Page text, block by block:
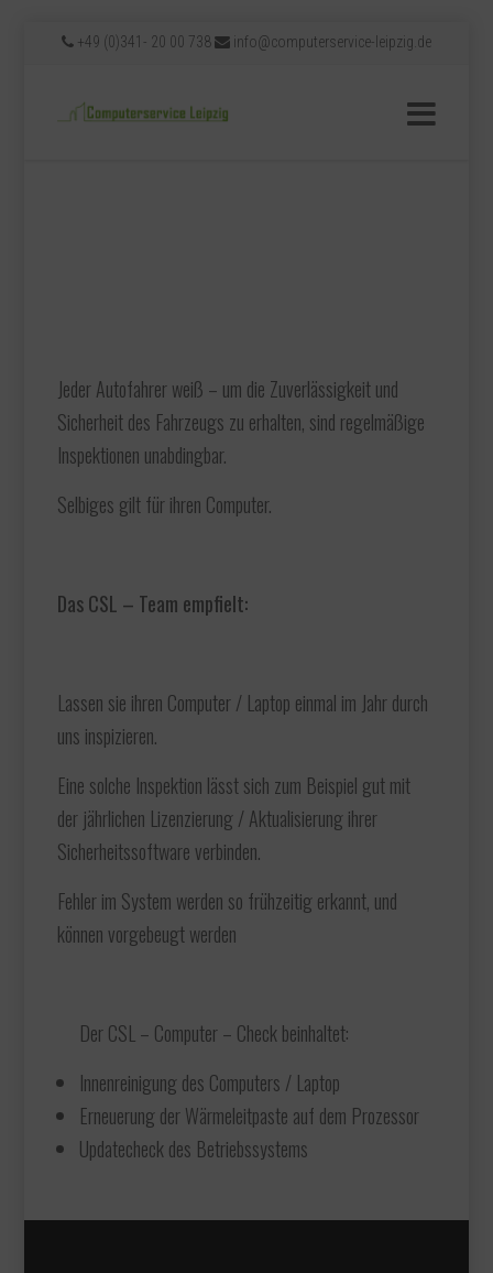
+49 (0)341- 20 00 738 info@computerservice-leipzig.de
Jeder Autofahrer weiß – um die Zuverlässigkeit und
Sicherheit des Fahrzeugs zu erhalten, sind regelmäßige
Inspektionen unabdingbar.
Selbiges gilt für ihren Computer.
Das CSL – Team empfielt:
Lassen sie ihren Computer / Laptop einmal im Jahr durch
uns inspizieren.
Eine solche Inspektion lässt sich zum Beispiel gut mit
der jährlichen Lizenzierung / Aktualisierung ihrer
Sicherheitssoftware verbinden.
Fehler im System werden so frühzeitig erkannt, und
können vorgebeugt werden
Der CSL – Computer – Check beinhaltet:
Innenreinigung des Computers / Laptop
Erneuerung der Wärmeleitpaste auf dem Prozessor
Updatecheck des Betriebssystems